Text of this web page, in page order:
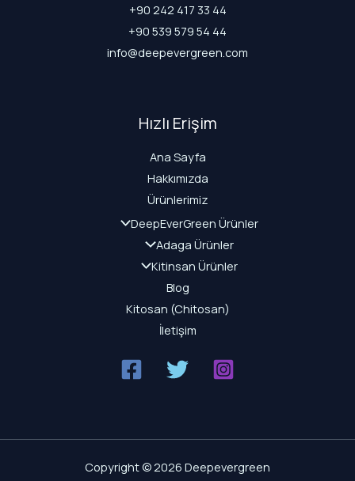
+90 242 417 33 44
+90 539 579 54 44
info@deepevergreen.com
Hızlı Erişim
Ana Sayfa
Hakkımızda
Ürünlerimiz
DeepEverGreen Ürünler
Adaga Ürünler
Kitinsan Ürünler
Blog
Kitosan (Chitosan)
İletişim
Copyright © 2026 Deepevergreen